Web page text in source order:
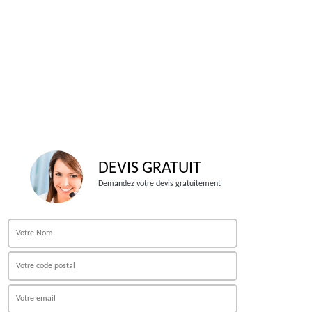
DEVIS GRATUIT
Demandez votre devis gratuitement